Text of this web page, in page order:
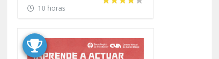
10 horas